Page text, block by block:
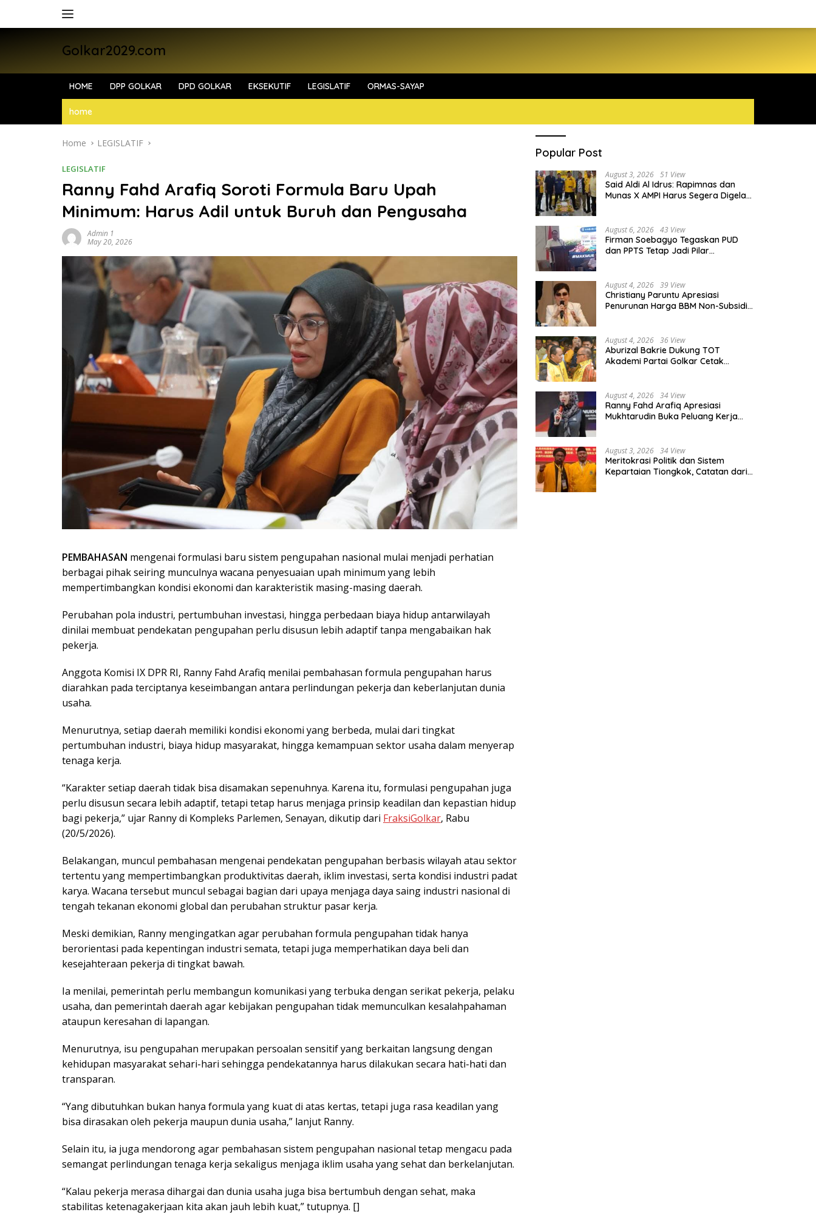
Golkar2029.com
HOME DPP GOLKAR DPD GOLKAR EKSEKUTIF LEGISLATIF ORMAS-SAYAP
home
Home LEGISLATIF
LEGISLATIF
Ranny Fahd Arafiq Soroti Formula Baru Upah
Minimum: Harus Adil untuk Buruh dan Pengusaha
Admin 1
May 20, 2026
PEMBAHASAN mengenai formulasi baru sistem pengupahan nasional mulai menjadi perhatian
berbagai pihak seiring munculnya wacana penyesuaian upah minimum yang lebih
mempertimbangkan kondisi ekonomi dan karakteristik masing-masing daerah.
Perubahan pola industri, pertumbuhan investasi, hingga perbedaan biaya hidup antarwilayah
dinilai membuat pendekatan pengupahan perlu disusun lebih adaptif tanpa mengabaikan hak
pekerja.
Anggota Komisi IX DPR RI, Ranny Fahd Arafiq menilai pembahasan formula pengupahan harus
diarahkan pada terciptanya keseimbangan antara perlindungan pekerja dan keberlanjutan dunia
usaha.
Menurutnya, setiap daerah memiliki kondisi ekonomi yang berbeda, mulai dari tingkat
pertumbuhan industri, biaya hidup masyarakat, hingga kemampuan sektor usaha dalam menyerap
tenaga kerja.
“Karakter setiap daerah tidak bisa disamakan sepenuhnya. Karena itu, formulasi pengupahan juga
perlu disusun secara lebih adaptif, tetapi tetap harus menjaga prinsip keadilan dan kepastian hidup
bagi pekerja,” ujar Ranny di Kompleks Parlemen, Senayan, dikutip dari FraksiGolkar, Rabu
(20/5/2026).
Belakangan, muncul pembahasan mengenai pendekatan pengupahan berbasis wilayah atau sektor
tertentu yang mempertimbangkan produktivitas daerah, iklim investasi, serta kondisi industri padat
karya. Wacana tersebut muncul sebagai bagian dari upaya menjaga daya saing industri nasional di
tengah tekanan ekonomi global dan perubahan struktur pasar kerja.
Meski demikian, Ranny mengingatkan agar perubahan formula pengupahan tidak hanya
berorientasi pada kepentingan industri semata, tetapi juga memperhatikan daya beli dan
kesejahteraan pekerja di tingkat bawah.
Ia menilai, pemerintah perlu membangun komunikasi yang terbuka dengan serikat pekerja, pelaku
usaha, dan pemerintah daerah agar kebijakan pengupahan tidak memunculkan kesalahpahaman
ataupun keresahan di lapangan.
Menurutnya, isu pengupahan merupakan persoalan sensitif yang berkaitan langsung dengan
kehidupan masyarakat sehari-hari sehingga pendekatannya harus dilakukan secara hati-hati dan
transparan.
“Yang dibutuhkan bukan hanya formula yang kuat di atas kertas, tetapi juga rasa keadilan yang
bisa dirasakan oleh pekerja maupun dunia usaha,” lanjut Ranny.
Selain itu, ia juga mendorong agar pembahasan sistem pengupahan nasional tetap mengacu pada
semangat perlindungan tenaga kerja sekaligus menjaga iklim usaha yang sehat dan berkelanjutan.
“Kalau pekerja merasa dihargai dan dunia usaha juga bisa bertumbuh dengan sehat, maka
stabilitas ketenagakerjaan kita akan jauh lebih kuat,” tutupnya. []
Popular Post
August 3, 2026 51 View
Said Aldi Al Idrus: Rapimnas dan
Munas X AMPI Harus Segera Digelar
August 6, 2026 43 View
Firman Soebagyo Tegaskan PUD
dan PPTS Tetap Jadi Pilar
August 4, 2026 39 View
Christiany Paruntu Apresiasi
Penurunan Harga BBM Non-Subsidi,
August 4, 2026 36 View
Aburizal Bakrie Dukung TOT
Akademi Partai Golkar Cetak
August 4, 2026 34 View
Ranny Fahd Arafiq Apresiasi
Mukhtarudin Buka Peluang Kerja
August 3, 2026 34 View
Meritokrasi Politik dan Sistem
Kepartaian Tiongkok, Catatan dari